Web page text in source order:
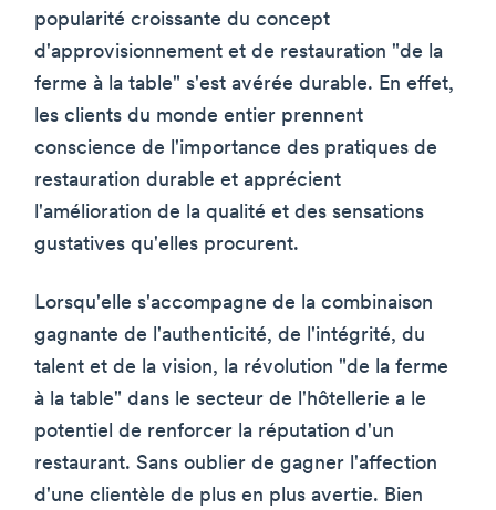
popularité croissante du concept
d'approvisionnement et de restauration "de la
ferme à la table" s'est avérée durable. En effet,
les clients du monde entier prennent
conscience de l'importance des pratiques de
restauration durable et apprécient
l'amélioration de la qualité et des sensations
gustatives qu'elles procurent.
Lorsqu'elle s'accompagne de la combinaison
gagnante de l'authenticité, de l'intégrité, du
talent et de la vision, la révolution "de la ferme
à la table" dans le secteur de l'hôtellerie a le
potentiel de renforcer la réputation d'un
restaurant. Sans oublier de gagner l'affection
d'une clientèle de plus en plus avertie. Bien